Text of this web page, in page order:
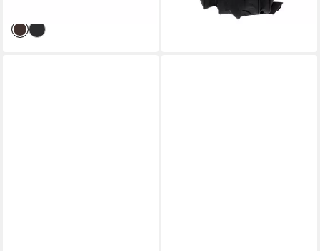
lieferbar - in 2-3 Werktagen bei dir